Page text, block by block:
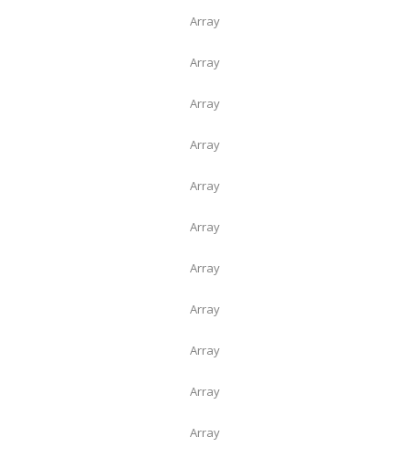
Array
Array
Array
Array
Array
Array
Array
Array
Array
Array
Array